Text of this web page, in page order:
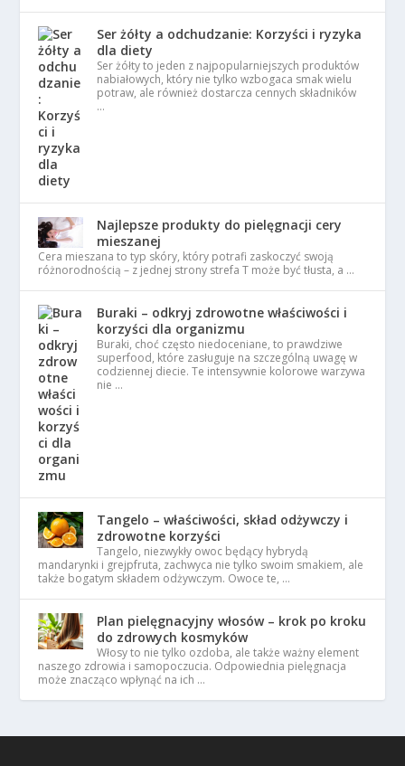
Ser żółty a odchudzanie: Korzyści i ryzyka
dla diety
Ser żółty to jeden z najpopularniejszych produktów
nabiałowych, który nie tylko wzbogaca smak wielu
potraw, ale również dostarcza cennych składników
…
Najlepsze produkty do pielęgnacji cery
mieszanej
Cera mieszana to typ skóry, który potrafi zaskoczyć swoją
różnorodnością – z jednej strony strefa T może być tłusta, a …
Buraki – odkryj zdrowotne właściwości i
korzyści dla organizmu
Buraki, choć często niedoceniane, to prawdziwe
superfood, które zasługuje na szczególną uwagę w
codziennej diecie. Te intensywnie kolorowe warzywa
nie …
Tangelo – właściwości, skład odżywczy i
zdrowotne korzyści
Tangelo, niezwykły owoc będący hybrydą
mandarynki i grejpfruta, zachwyca nie tylko swoim smakiem, ale
także bogatym składem odżywczym. Owoce te, …
Plan pielęgnacyjny włosów – krok po kroku
do zdrowych kosmyków
Włosy to nie tylko ozdoba, ale także ważny element
naszego zdrowia i samopoczucia. Odpowiednia pielęgnacja
może znacząco wpłynąć na ich …